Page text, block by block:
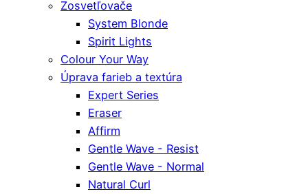
Zosvetľovače
System Blonde
Spirit Lights
Colour Your Way
Úprava farieb a textúra
Expert Series
Eraser
Affirm
Gentle Wave - Resist
Gentle Wave - Normal
Natural Curl